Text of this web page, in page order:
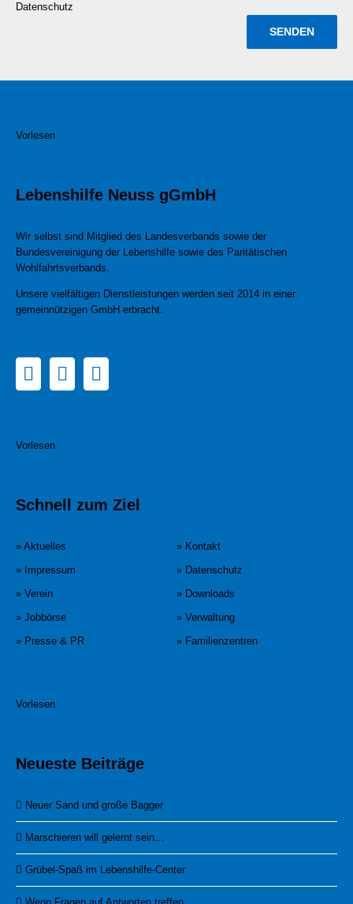
Datenschutz
Vorlesen
Lebenshilfe Neuss gGmbH
Wir selbst sind Mitglied des Landesverbands sowie der
Bundesvereinigung der Lebenshilfe sowie des Paritätischen
Wohlfahrtsverbands.
Unsere vielfältigen Dienstleistungen werden seit 2014 in einer
gemeinnützigen GmbH erbracht.
Vorlesen
Schnell zum Ziel
» Aktuelles
» Kontakt
» Impressum
» Datenschutz
» Verein
» Downloads
» Jobbörse
» Verwaltung
» Presse & PR
» Familienzentren
Vorlesen
Neueste Beiträge
Neuer Sand und große Bagger
Marschieren will gelernt sein…
Grübel-Spaß im Lebenshilfe-Center